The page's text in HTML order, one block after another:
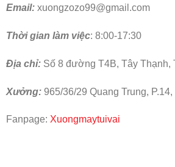
Email: xuongzozo99@gmail.com
Thời gian làm việc: 8:00-17:30
Địa chỉ: Số 8 đường T4B, Tây Thạnh,
Xưởng: 965/36/29 Quang Trung,
Fanpage: Xuongmaytuivai